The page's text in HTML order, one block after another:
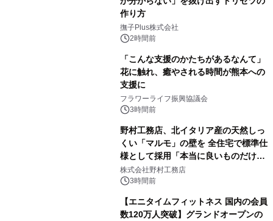
作り方
撫子Plus株式会社
2時間前
「こんな支援のかたちがあるなんて」
花に触れ、癒やされる時間が熊本への
支援に
フラワーライフ振興協議会
3時間前
野村工務店、北イタリア産の天然しっ
くい「マルモ」の壁を 全住宅で標準仕
様として採用「本当に良いものだけに
こだわる」
株式会社野村工務店
3時間前
【エニタイムフィットネス 国内の会員
数120万人突破】グランドオープンの